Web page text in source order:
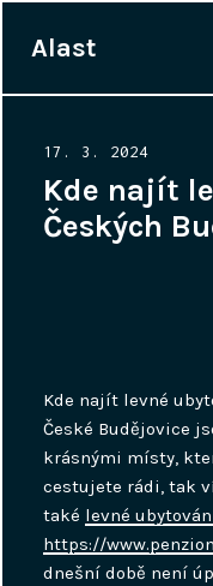
Alast
Posted
on
17. 3. 2024
Kde najít
Českých
Kde najít levné
České Budějovice
krásnými místy,
cestujete rádi, tak
také levné
https://
dnešní době není